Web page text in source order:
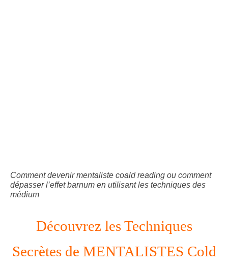
Comment devenir mentaliste coald reading ou comment
dépasser l’effet barnum en utilisant les techniques des
médium
Découvrez les Techniques
Secrètes de MENTALISTES Cold